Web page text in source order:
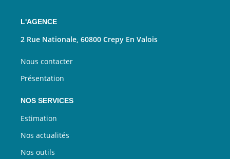
L'AGENCE
2 Rue Nationale, 60800 Crepy En Valois
Nous contacter
Présentation
NOS SERVICES
Estimation
Nos actualités
Nos outils